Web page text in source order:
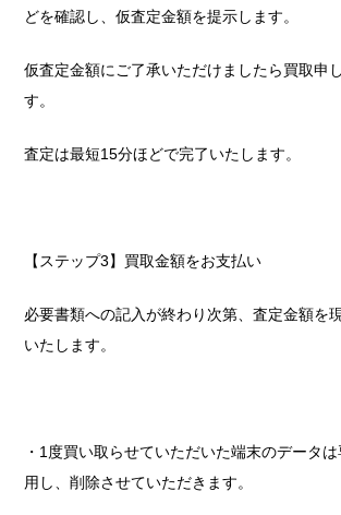
どを確認し、仮査定金額を提示します。
仮査定金額にご了承いただけましたら買取申
す。
査定は最短15分ほどで完了いたします。
【ステップ3】買取金額をお支払い
必要書類への記入が終わり次第、査定金額を
いたします。
・1度買い取らせていただいた端末のデータ
用し、削除させていただきます。